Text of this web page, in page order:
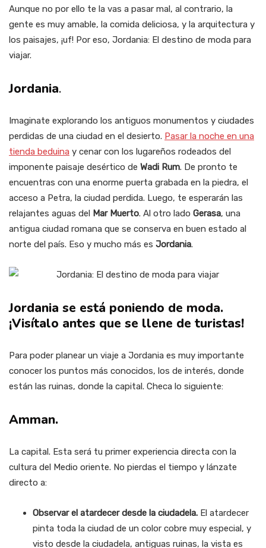
Aunque no por ello te la vas a pasar mal, al contrario, la
gente es muy amable, la comida deliciosa, y la arquitectura y
los paisajes, ¡uf! Por eso, Jordania: El destino de moda para
viajar.
Jordania.
Imaginate explorando los antiguos monumentos y ciudades
perdidas de una ciudad en el desierto. Pasar la noche en una
tienda beduina y cenar con los lugareños rodeados del
imponente paisaje desértico de Wadi Rum. De pronto te
encuentras con una enorme puerta grabada en la piedra, el
acceso a Petra, la ciudad perdida. Luego, te esperarán las
relajantes aguas del
Mar Muerto. Al otro lado Gerasa, una
antigua ciudad romana que se conserva en buen estado al
norte del país. Eso y mucho más es Jordania.
Jordania se está poniendo de moda.
¡Visítalo antes que se llene de turistas!
Para poder planear un viaje a Jordania es muy importante
conocer los puntos más conocidos, los de interés, donde
están las ruinas, donde la capital. Checa lo siguiente:
Amman.
La capital. Esta será tu primer experiencia directa con la
cultura del Medio oriente. No pierdas el tiempo y lánzate
directo a:
Observar el atardecer desde la ciudadela. El atardecer
pinta toda la ciudad de un color cobre muy especial, y
visto desde la ciudadela, antiguas ruinas, la vista es